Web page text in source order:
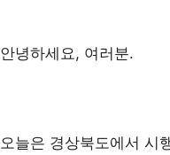
안녕하세요, 여러분.
오늘은 경상북도에서 시